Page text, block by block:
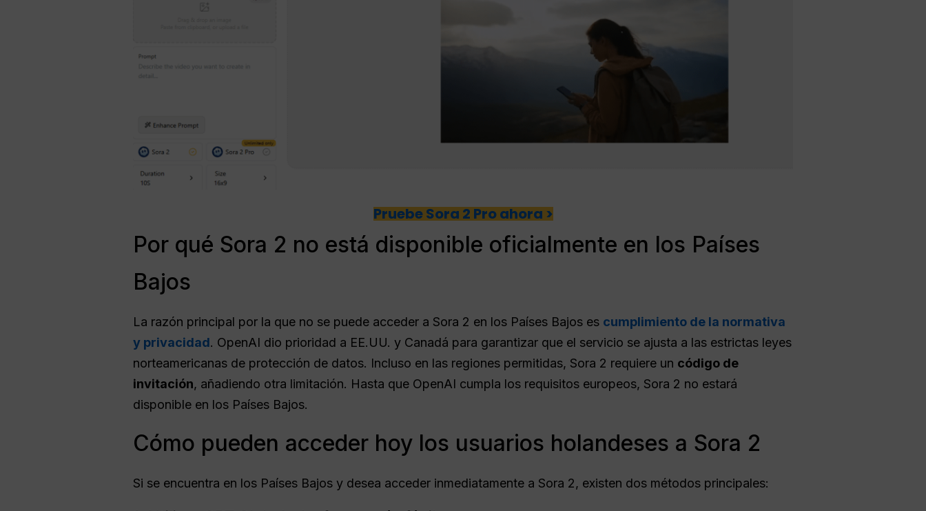
Pruebe Sora 2 Pro ahora >
Por qué Sora 2 no está disponible oficialmente en los Países
Bajos
La razón principal por la que no se puede acceder a Sora 2 en los Países Bajos es cumplimiento de la normativa
y privacidad. OpenAI dio prioridad a EE.UU. y Canadá para garantizar que el servicio se ajusta a las estrictas leyes
norteamericanas de protección de datos. Incluso en las regiones permitidas, Sora 2 requiere un código de
invitación, añadiendo otra limitación. Hasta que OpenAI cumpla los requisitos europeos, Sora 2 no estará
disponible en los Países Bajos.
Cómo pueden acceder hoy los usuarios holandeses a Sora 2
Si se encuentra en los Países Bajos y desea acceder inmediatamente a Sora 2, existen dos métodos principales: